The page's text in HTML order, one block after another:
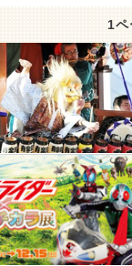
1ペ